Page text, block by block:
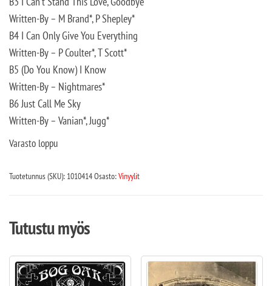
Written-By – M Brand*, P Shepley*
B4 I Can Only Give You Everything
Written-By – P Coulter*, T Scott*
B5 (Do You Know) I Know
Written-By – Nightmares*
B6 Just Call Me Sky
Written-By – Vanian*, Jugg*
Varasto loppu
Tuotetunnus (SKU): 1010414Osasto:Vinyylit
Tutustu myös